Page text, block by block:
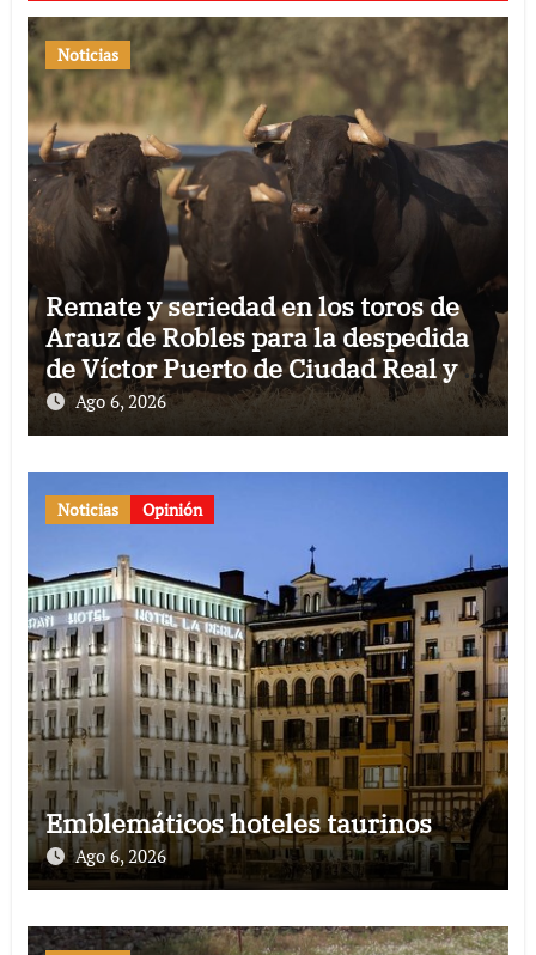
Noticias
Remate y seriedad en los toros de
Arauz de Robles para la despedida
de Víctor Puerto de Ciudad Real y el
gran momento de Luque y Navalón
Ago 6, 2026
Noticias Opinión
Emblemáticos hoteles taurinos
Ago 6, 2026